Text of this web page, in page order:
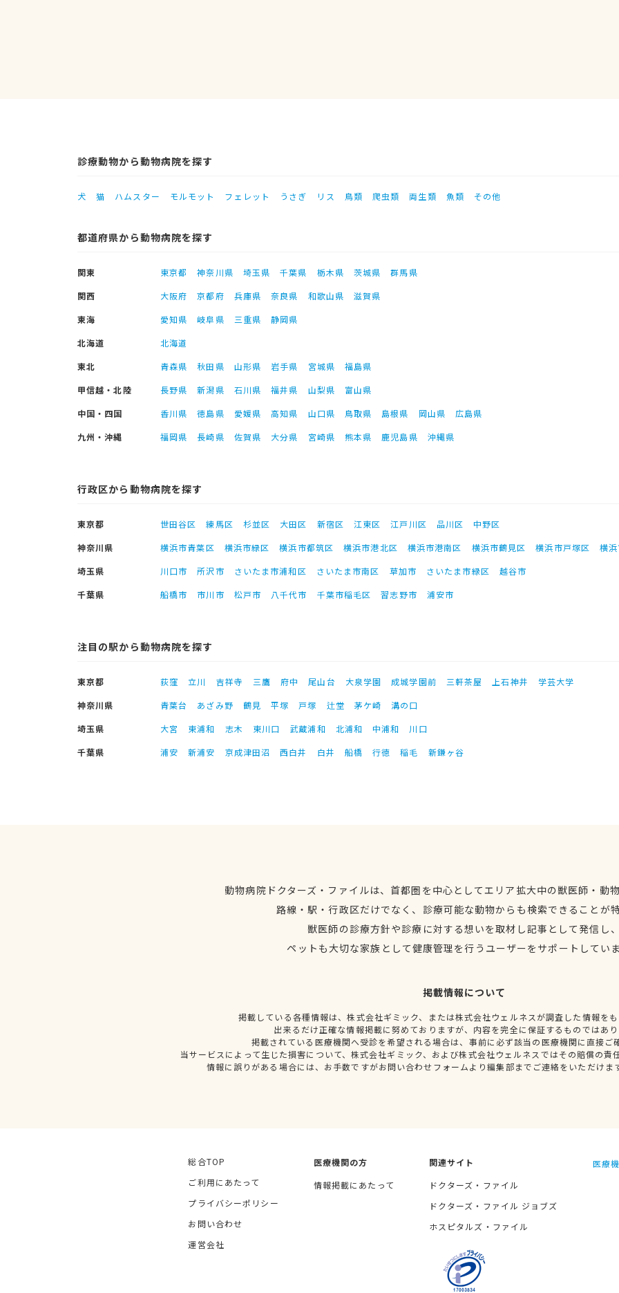
診療動物から動物病院を探す
犬 猫 ハムスター モルモット フェレット うさぎ リス 鳥類 爬虫類 両生類 魚類 その他
都道府県から動物病院を探す
関東 東京都 神奈川県 埼玉県 千葉県 栃木県 茨城県
群馬県
関西
大阪府 京都府 兵庫県 奈良県 和歌山県
滋賀県
東海
愛知県 岐阜県 三重県
静岡県
北海道
北海道
東北
青森県 秋田県 山形県 岩手県 宮城県
福島県
甲信越・北陸
長野県 新潟県 石川県 福井県 山梨県
富山県
中国・四国
香川県 徳島県 愛媛県 高知県 山口県 鳥取県 島根県 岡山県
広島県
九州・沖縄
福岡県 長崎県 佐賀県 大分県 宮崎県 熊本県 鹿児島県 沖縄県
行政区から動物病院を探す
東京都 世田谷区 練馬区 杉並区 大田区 新宿区 江東区 江戸川区 品川区
中野区
神奈川県
横浜市青葉区 横浜市緑区 横浜市都筑区 横浜市港北区 横浜市港南区 横浜市鶴見区 横浜市戸塚区
横
埼玉県
川口市 所沢市 さいたま市浦和区 さいたま市南区 草加市 さいたま市緑区
越谷市
千葉県
船橋市 市川市 松戸市 八千代市 千葉市稲毛区 習志野市 浦安市
注目の駅から動物病院を探す
東京都 荻窪 立川 吉祥寺 三鷹 府中 尾山台 大泉学園 成城学園前 三軒茶屋 上石神井
学芸大学
神奈川県
青葉台 あざみ野 鶴見 平塚 戸塚 辻堂 茅ケ崎
溝の口
埼玉県
大宮 東浦和 志木 東川口 武蔵浦和 北浦和 中浦和
川口
千葉県
浦安 新浦安 京成津田沼 西白井 白井 船橋 行徳 稲毛 新鎌ヶ谷
動物病院ドクターズ・ファイルは、首都圏を中心としてエリア拡大中の獣医師・動
路線・駅・行政区だけでなく、診療可能な動物からも検索できることが
獣医師の診療方針や診療に対する想いを取材し記事として発信し
ペットも大切な家族として健康管理を行うユーザーをサポートしてい
掲載情報について
掲載している各種情報は、株式会社ギミック、または株式会社ウェルネスが調査した情報を
出来るだけ正確な情報掲載に努めておりますが、内容を完全に保証するものではあ
掲載されている医療機関へ受診を希望される場合は、事前に必ず該当の医療機関に直接ご
当サービスによって生じた損害について、株式会社ギミック、および株式会社ウェルネスではその賠償の責
情報に誤りがある場合には、お手数ですがお問い合わせフォームより編集部までご連絡をいただけま
総合TOP
ご利用にあたって
プライバシーポリシー
お問い合わせ
運営会社
医療機関の方
情報掲載にあたって
関連サイト
ドクターズ・ファイル
ドクターズ・ファイル ジョブズ
ホスピタルズ・ファイル
医療